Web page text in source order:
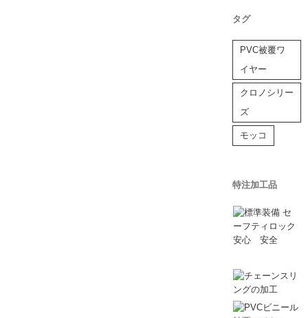
タグ
PVC被覆ワ
イヤー
クロノシリー
ズ
モッコ
特注加工品